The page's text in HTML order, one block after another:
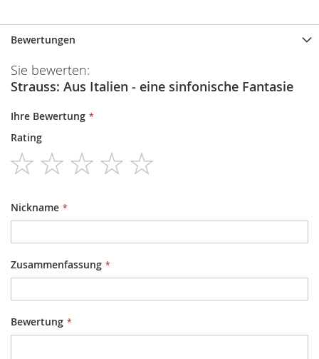
Bewertungen
Sie bewerten:
Strauss: Aus Italien - eine sinfonische Fantasie
Ihre Bewertung
Rating
1
star
2
stars
3
stars
4
stars
Nickname
Zusammenfassung
Bewertung